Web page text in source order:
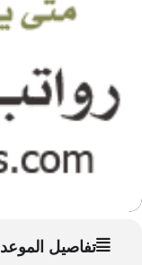
تفاصيل الموعد